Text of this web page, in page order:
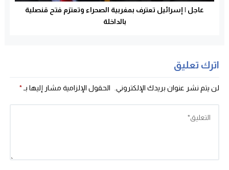
عاجل | إسرائيل تعترف بمغربية الصحراء وتعتزم فتح قنصلية
بالداخلة
اترك تعليق
لن يتم نشر عنوان بريدك الإلكتروني. الحقول الإلزامية مشار إليها بـ*